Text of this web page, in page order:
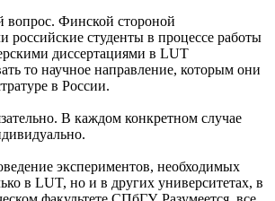
вопрос. Финской стороной
российские студенты в процессе работы
диссертациями в LUT
то научное направление, которым они
в России.
В каждом конкретном случае
экспериментов, необходимых
в LUT, но и в других университетах, в